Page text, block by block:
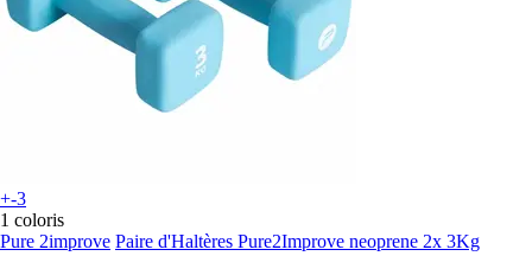
+-3
1 coloris
Pure 2improve Paire d'Haltères Pure2Improve neoprene 2x 3Kg